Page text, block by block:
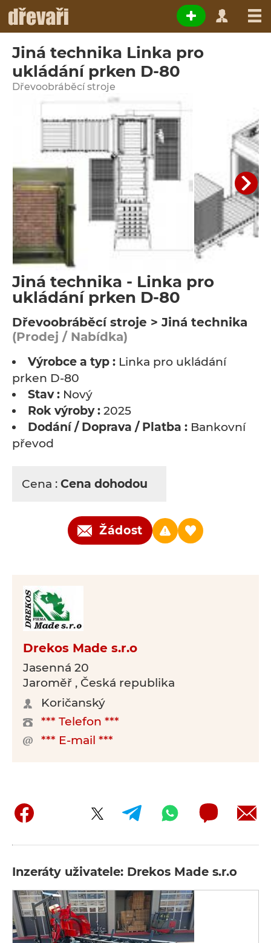
Jiná technika Linka pro
ukládání prken D-80
Dřevoobráběcí stroje
Jiná technika - Linka pro
ukládání prken D-80
Dřevoobráběcí stroje > Jiná technika
(Prodej / Nabídka)
Výrobce a typ : Linka pro ukládání
prken D-80
Stav : Nový
Rok výroby : 2025
Dodání / Doprava / Platba : Bankovní
převod
Cena : Cena dohodou
Žádost
Drekos Made s.r.o
Jasenná 20
Jaroměř , Česká republika
Koričanský
*** Telefon ***
*** E-mail ***
Inzeráty uživatele: Drekos Made s.r.o